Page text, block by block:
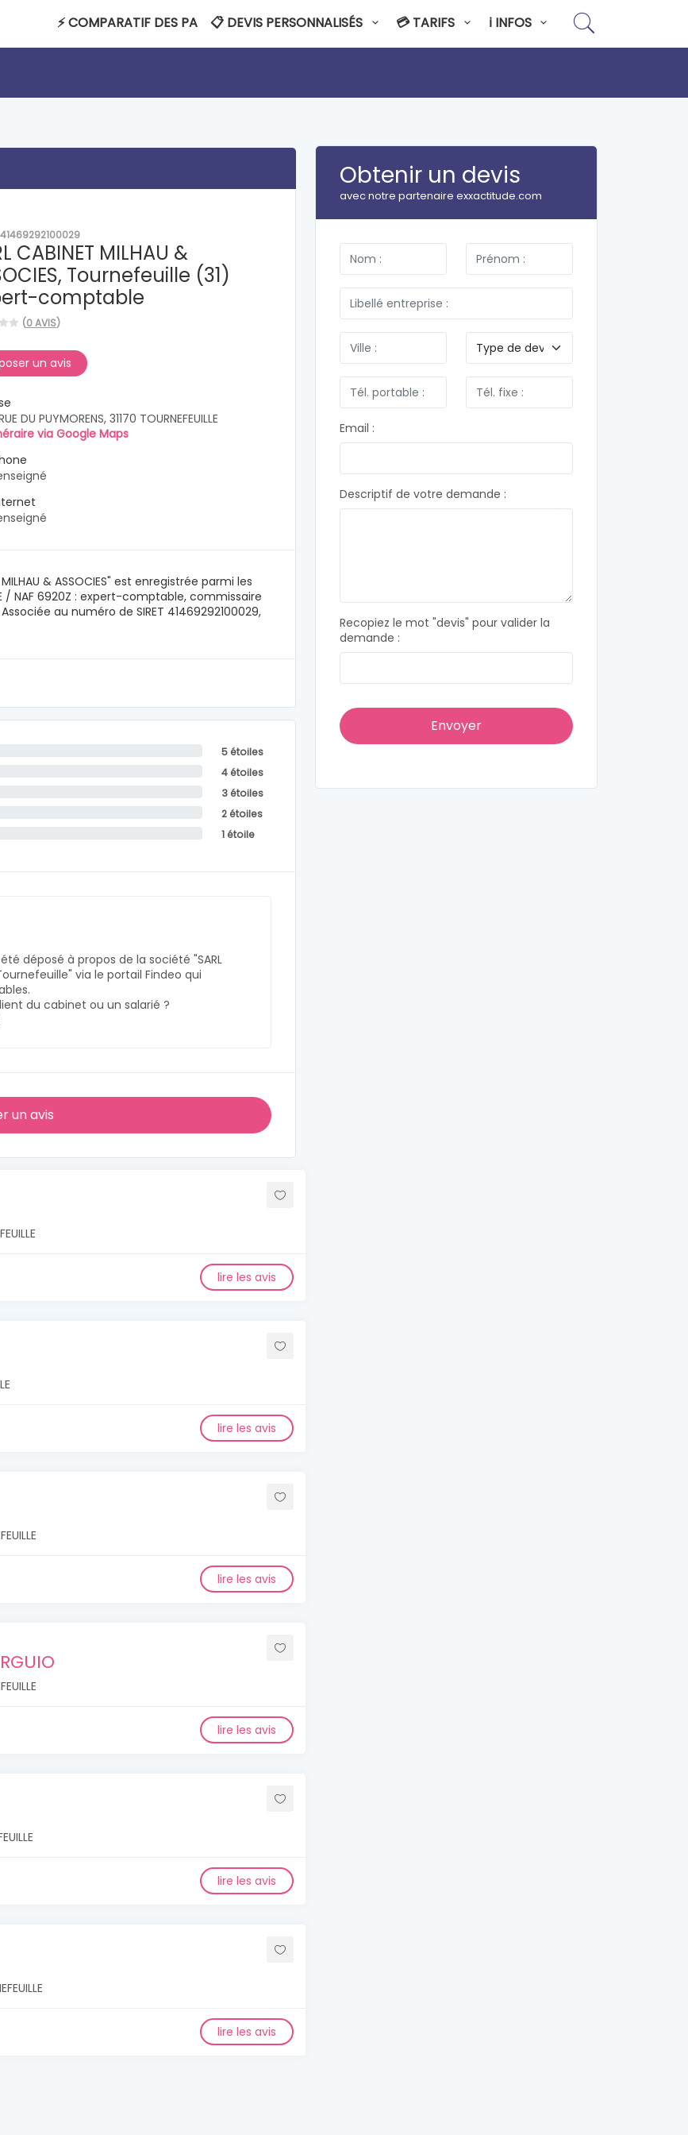
ℹ️ INFOS
💳 TARIFS
📋 DEVIS PERSONNALISÉS
⚡ COMPARATIF DES PA
41469292100029
CABINET MILHAU &
Tournefeuille (31)
comptable
(0 AVIS)
un avis
DU PUYMORENS, 31170 TOURNEFEUILLE
via Google Maps
& ASSOCIES" est enregistrée parmi les
NAF 6920Z : expert-comptable, commissaire
au numéro de SIRET 41469292100029,
5 étoiles
4 étoiles
3 étoiles
2 étoiles
1 étoile
déposé à propos de la société "SARL
Tournefeuille" via le portail Findeo qui
du cabinet ou un salarié ?
un avis
lire les avis
lire les avis
lire les avis
lire les avis
lire les avis
lire les avis
Obtenir un devis
avec notre partenaire exxactitude.com
Email :
Descriptif de votre demande :
Recopiez le mot "devis" pour valider la
demande :